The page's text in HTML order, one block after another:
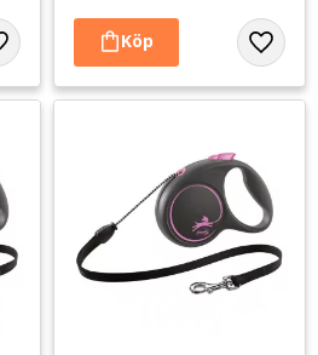
till i favoriter Lägg